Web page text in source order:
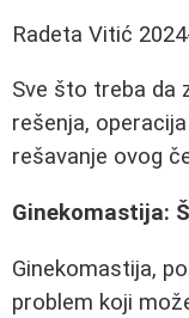
Radeta Vitić
Sve što treba da
rešenja,
rešavanje ovog
Ginekomastija:
Ginekomastija,
problem koji